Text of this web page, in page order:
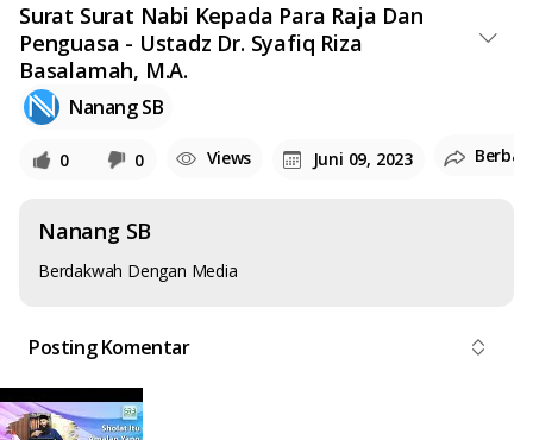
Surat Surat Nabi Kepada Para Raja Dan
Penguasa - Ustadz Dr. Syafiq Riza
Basalamah, M.A.
Nanang SB
0 0 Views Juni 09, 2023
Nanang SB
Berdakwah Dengan Media
Posting Komentar